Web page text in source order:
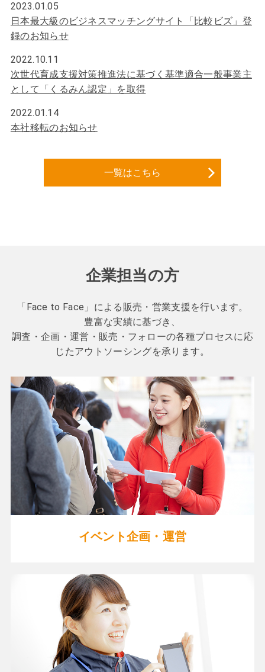
2023.01.05
日本最大級のビジネスマッチングサイト「比較ビズ」登
録のお知らせ
2022.10.11
次世代育成支援対策推進法に基づく基準適合一般事業主
として「くるみん認定」を取得
2022.01.14
本社移転のお知らせ
一覧はこちら
企業担当の方
「Face to Face」による販売・営業支援を行います。
豊富な実績に基づき、
調査・企画・運営・販売・フォローの各種プロセスに応
じたアウトソーシングを承ります。
イベント企画・運営